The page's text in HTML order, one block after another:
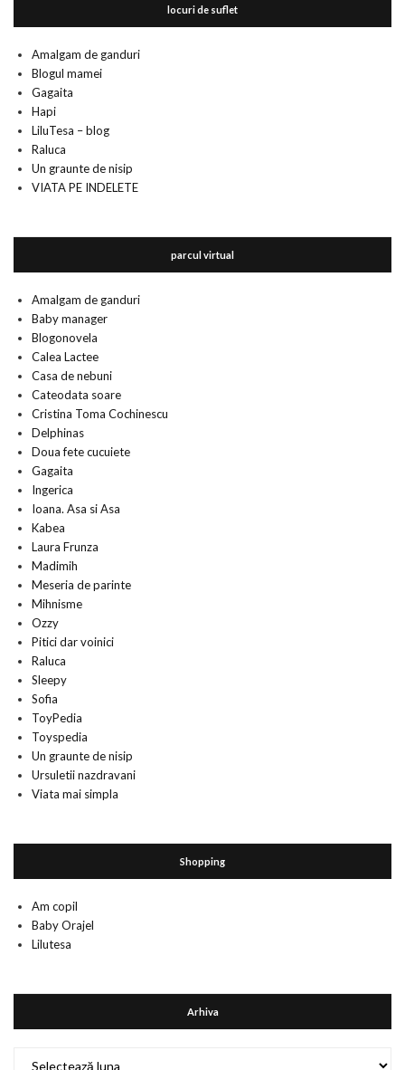
locuri de suflet
Amalgam de ganduri
Blogul mamei
Gagaita
Hapi
LiluTesa – blog
Raluca
Un graunte de nisip
VIATA PE INDELETE
parcul virtual
Amalgam de ganduri
Baby manager
Blogonovela
Calea Lactee
Casa de nebuni
Cateodata soare
Cristina Toma Cochinescu
Delphinas
Doua fete cucuiete
Gagaita
Ingerica
Ioana. Asa si Asa
Kabea
Laura Frunza
Madimih
Meseria de parinte
Mihnisme
Ozzy
Pitici dar voinici
Raluca
Sleepy
Sofia
ToyPedia
Toyspedia
Un graunte de nisip
Ursuletii nazdravani
Viata mai simpla
Shopping
Am copil
Baby Orajel
Lilutesa
Arhiva